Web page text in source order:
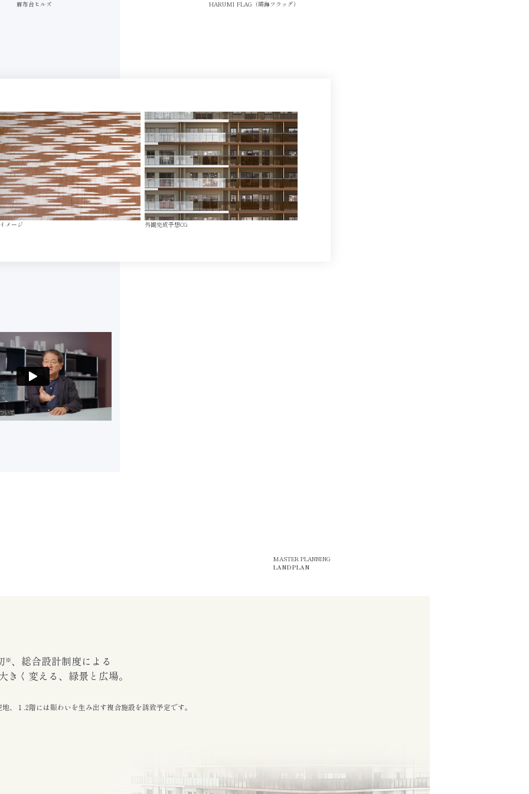
麻布台ヒルズ HARUMI FLAG（晴海フラッグ）
メージ 外観完成予想CG
MASTER PLANNING
LANDPLAN
※、 総合設計制度による
きく変える、 緑景と広場。
、 １.2階には賑わいを生み出す複合施設を誘致予定です。